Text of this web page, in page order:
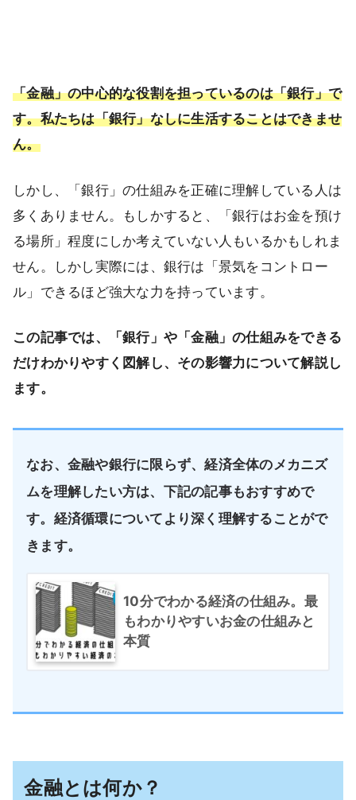
「金融」の中心的な役割を担っているのは「銀行」で
す。私たちは「銀行」なしに生活することはできませ
ん。
しかし、「銀行」の仕組みを正確に理解している人は
多くありません。もしかすると、「銀行はお金を預け
る場所」程度にしか考えていない人もいるかもしれま
せん。しかし実際には、銀行は「景気をコントロー
ル」できるほど強大な力を持っています。
この記事では、「銀行」や「金融」の仕組みをできる
だけわかりやすく図解し、その影響力について解説し
ます。
なお、金融や銀行に限らず、経済全体のメカニズ
ムを理解したい方は、下記の記事もおすすめで
す。経済循環についてより深く理解することがで
きます。
10分でわかる経済の仕組み。最
もわかりやすいお金の仕組みと
本質
金融とは何か？